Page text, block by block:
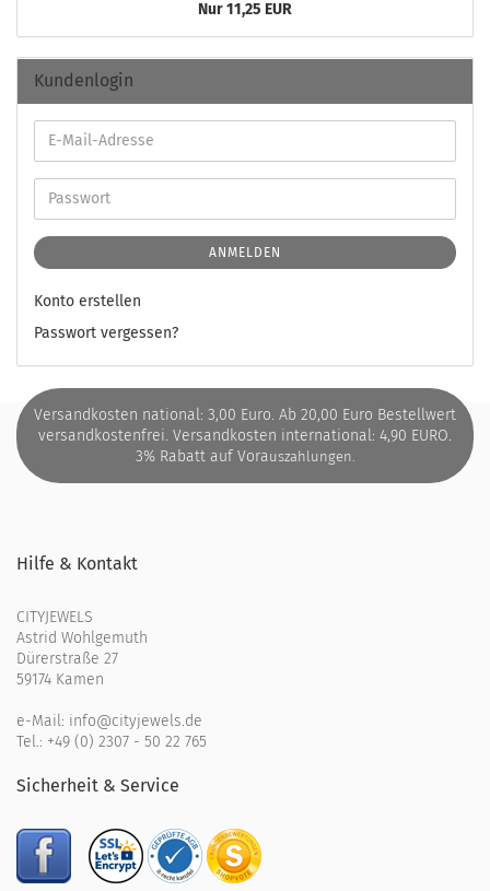
Nur 11,25 EUR
Kundenlogin
ANMELDEN
Konto erstellen
Passwort vergessen?
Versandkosten national: 3,00 Euro. Ab 20,00 Euro Bestellwert
versandkostenfrei. Versandkosten international: 4,90 EURO.
3% Rabatt auf Vorauszahlungen.
Hilfe & Kontakt
CITYJEWELS
Astrid Wohlgemuth
Dürerstraße 27
59174 Kamen
e-Mail: info@cityjewels.de
Tel.: +49 (0) 2307 - 50 22 765
Sicherheit & Service